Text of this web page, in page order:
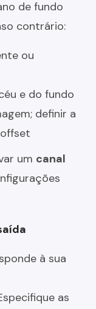
de fundo
contrário:
ou
e do fundo
definir a
um canal
à sua
as